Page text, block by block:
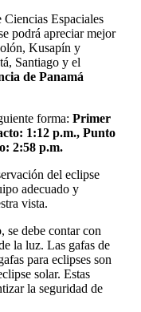
Espaciales
podrá apreciar mejor
Kusapín y
Santiago y el
de Panamá
forma: Primer
1:12 p.m., Punto
2:58 p.m.
del eclipse
adecuado y
vista.
se debe contar con
la luz. Las gafas de
para eclipses son
solar. Estas
la seguridad de